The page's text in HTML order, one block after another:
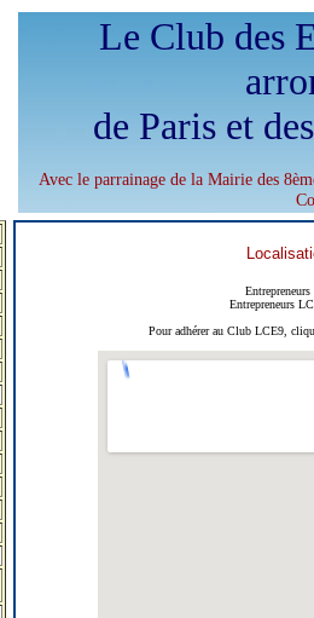
Le Club des
de Paris et
Avec le parrainage de la Mairie des
Entrepreneurs
Pour adhérer au Club LCE9,